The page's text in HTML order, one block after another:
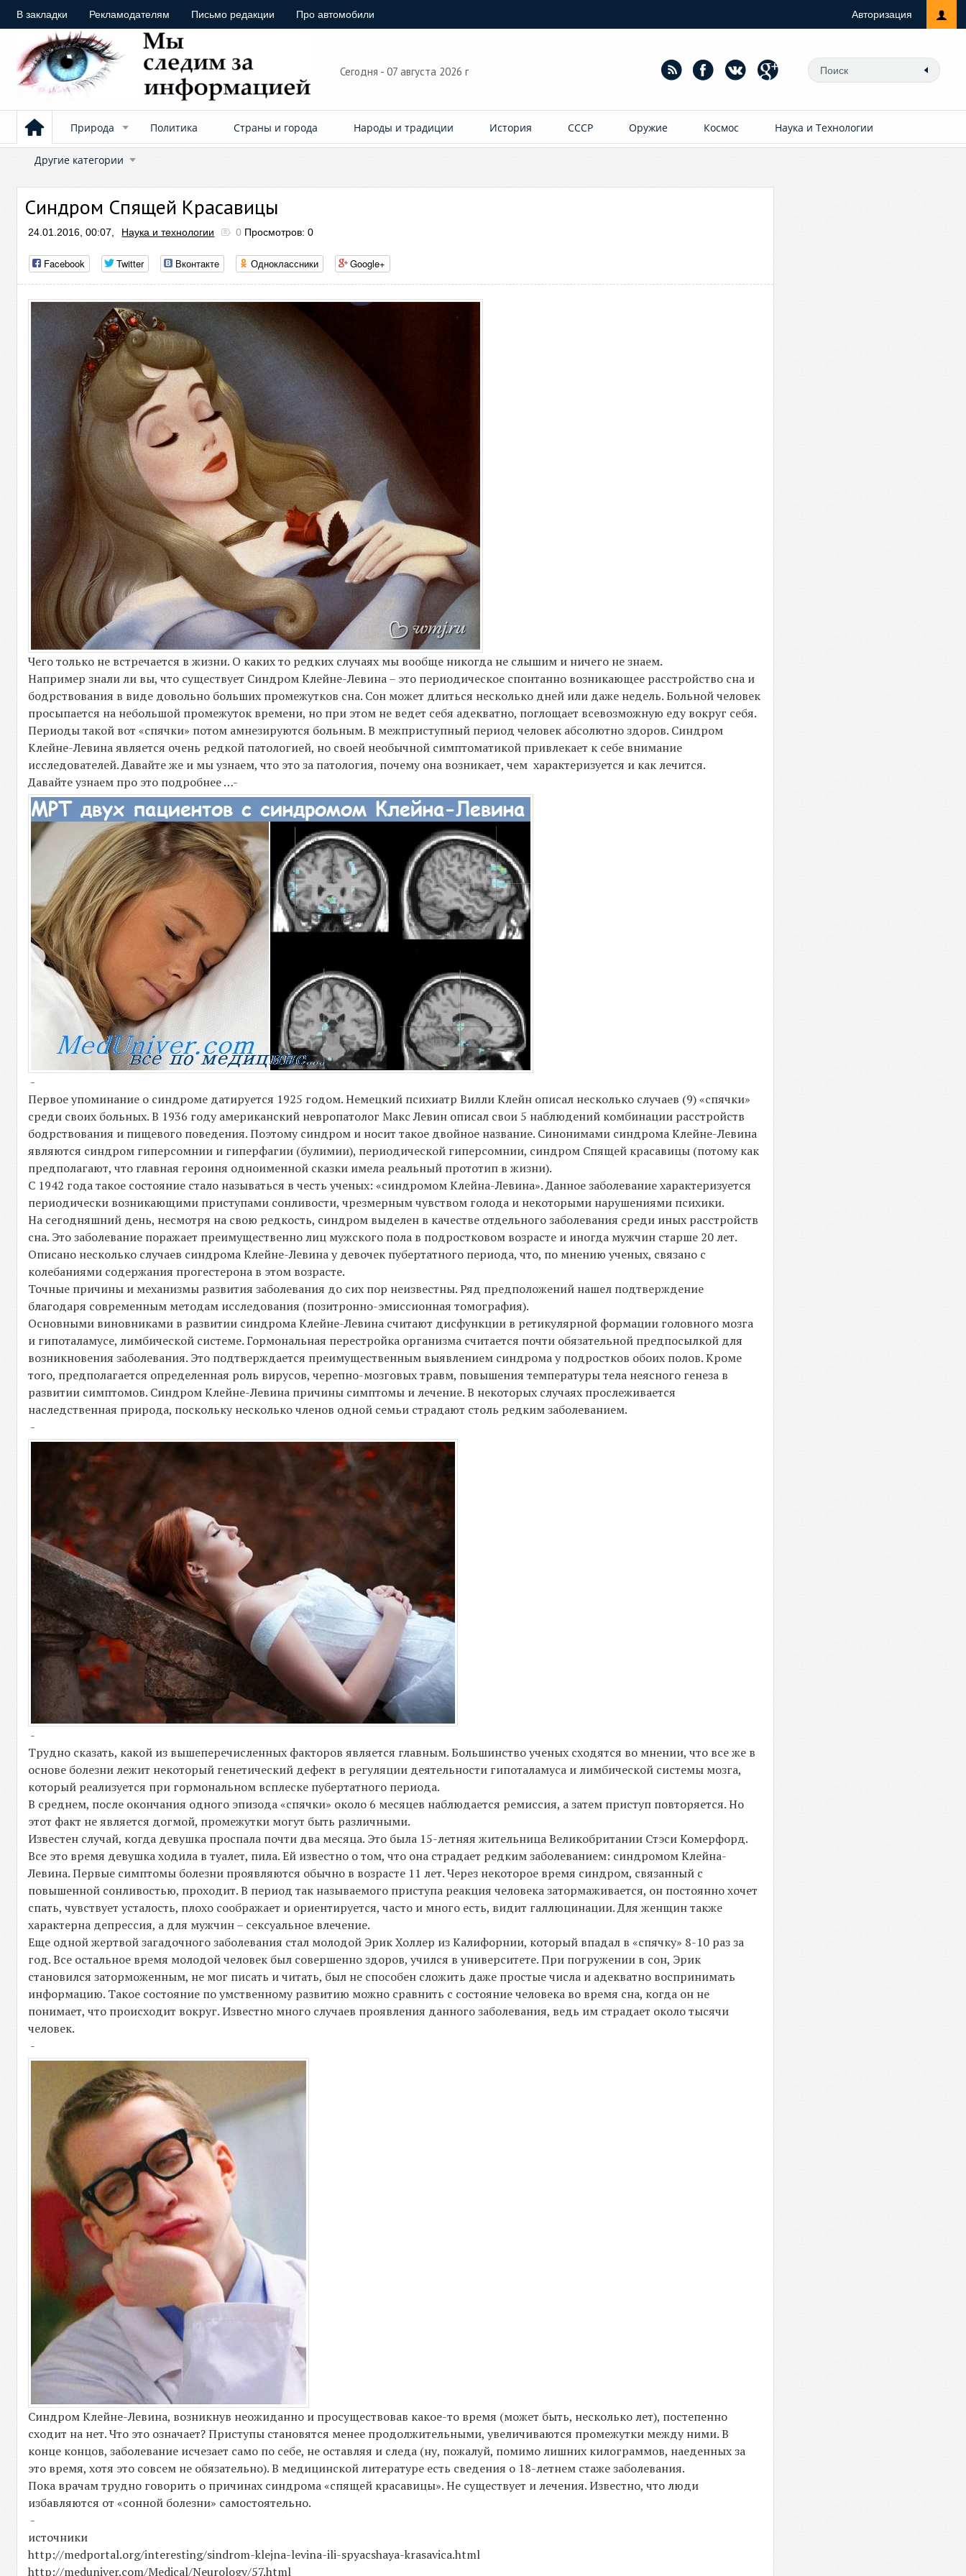
В закладки Рекламодателям Письмо редакции Про автомобили Авторизация
Сегодня - 07 августа 2026 г
Природа Политика Страны и города Народы и традиции История СССР Оружие Космос Наука и Технологии
Другие категории
Синдром Спящей Красавицы
24.01.2016, 00:07, Наука и технологии 0 Просмотров: 0
Facebook Twitter Вконтакте Одноклассники Google+
Чего только не встречается в жизни. О каких то редких случаях мы вообще никогда не слышим и ничего не знаем.
Например знали ли вы, что существует Синдром Клейне-Левина – это периодическое спонтанно возникающее расстройство сна и
бодрствования в виде довольно больших промежутков сна. Сон может длиться несколько дней или даже недель. Больной человек
просыпается на небольшой промежуток времени, но при этом не ведет себя адекватно, поглощает всевозможную еду вокруг себя.
Периоды такой вот «спячки» потом амнезируются больным. В межприступный период человек абсолютно здоров. Синдром
Клейне-Левина является очень редкой патологией, но своей необычной симптоматикой привлекает к себе внимание
исследователей. Давайте же и мы узнаем, что это за патология, почему она возникает, чем характеризуется и как лечится.
Давайте узнаем про это подробнее …-
-
Первое упоминание о синдроме датируется 1925 годом. Немецкий психиатр Вилли Клейн описал несколько случаев (9) «спячки»
среди своих больных. В 1936 году американский невропатолог Макс Левин описал свои 5 наблюдений комбинации расстройств
бодрствования и пищевого поведения. Поэтому синдром и носит такое двойное название. Синонимами синдрома Клейне-Левина
являются синдром гиперсомнии и гиперфагии (булимии), периодической гиперсомнии, синдром Спящей красавицы (потому как
предполагают, что главная героиня одноименной сказки имела реальный прототип в жизни).
С 1942 года такое состояние стало называться в честь ученых: «синдромом Клейна-Левина». Данное заболевание характеризуется
периодически возникающими приступами сонливости, чрезмерным чувством голода и некоторыми нарушениями психики.
На сегодняшний день, несмотря на свою редкость, синдром выделен в качестве отдельного заболевания среди иных расстройств
сна. Это заболевание поражает преимущественно лиц мужского пола в подростковом возрасте и иногда мужчин старше 20 лет.
Описано несколько случаев синдрома Клейне-Левина у девочек пубертатного периода, что, по мнению ученых, связано с
колебаниями содержания прогестерона в этом возрасте.
Точные причины и механизмы развития заболевания до сих пор неизвестны. Ряд предположений нашел подтверждение
благодаря современным методам исследования (позитронно-эмиссионная томография).
Основными виновниками в развитии синдрома Клейне-Левина считают дисфункции в ретикулярной формации головного мозга
и гипоталамусе, лимбической системе. Гормональная перестройка организма считается почти обязательной предпосылкой для
возникновения заболевания. Это подтверждается преимущественным выявлением синдрома у подростков обоих полов. Кроме
того, предполагается определенная роль вирусов, черепно-мозговых травм, повышения температуры тела неясного генеза в
развитии симптомов. Синдром Клейне-Левина причины симптомы и лечение. В некоторых случаях прослеживается
наследственная природа, поскольку несколько членов одной семьи страдают столь редким заболеванием.
-
-
Трудно сказать, какой из вышеперечисленных факторов является главным. Большинство ученых сходятся во мнении, что все же в
основе болезни лежит некоторый генетический дефект в регуляции деятельности гипоталамуса и лимбической системы мозга,
который реализуется при гормональном всплеске пубертатного периода.
В среднем, после окончания одного эпизода «спячки» около 6 месяцев наблюдается ремиссия, а затем приступ повторяется. Но
этот факт не является догмой, промежутки могут быть различными.
Известен случай, когда девушка проспала почти два месяца. Это была 15-летняя жительница Великобритании Стэси Комерфорд.
Все это время девушка ходила в туалет, пила. Ей известно о том, что она страдает редким заболеванием: синдромом Клейна-
Левина. Первые симптомы болезни проявляются обычно в возрасте 11 лет. Через некоторое время синдром, связанный с
повышенной сонливостью, проходит. В период так называемого приступа реакция человека затормаживается, он постоянно хочет
спать, чувствует усталость, плохо соображает и ориентируется, часто и много есть, видит галлюцинации. Для женщин также
характерна депрессия, а для мужчин – сексуальное влечение.
Еще одной жертвой загадочного заболевания стал молодой Эрик Холлер из Калифорнии, который впадал в «спячку» 8-10 раз за
год. Все остальное время молодой человек был совершенно здоров, учился в университете. При погружении в сон, Эрик
становился заторможенным, не мог писать и читать, был не способен сложить даже простые числа и адекватно воспринимать
информацию. Такое состояние по умственному развитию можно сравнить с состояние человека во время сна, когда он не
понимает, что происходит вокруг. Известно много случаев проявления данного заболевания, ведь им страдает около тысячи
человек.
-
Синдром Клейне-Левина, возникнув неожиданно и просуществовав какое-то время (может быть, несколько лет), постепенно
сходит на нет. Что это означает? Приступы становятся менее продолжительными, увеличиваются промежутки между ними. В
конце концов, заболевание исчезает само по себе, не оставляя и следа (ну, пожалуй, помимо лишних килограммов, наеденных за
это время, хотя это совсем не обязательно). В медицинской литературе есть сведения о 18-летнем стаже заболевания.
Пока врачам трудно говорить о причинах синдрома «спящей красавицы». Не существует и лечения. Известно, что люди
избавляются от «сонной болезни» самостоятельно.
-
источники
http://medportal.org/interesting/sindrom-klejna-levina-ili-spyacshaya-krasavica.html
http://meduniver.com/Medical/Neurology/57.html